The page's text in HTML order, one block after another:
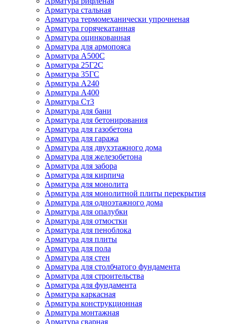
Арматура стальная
Арматура термомеханически упрочненая
Арматура горячекатанная
Арматура оцинкованная
Арматура для армопояса
Арматура A500С
Арматура 25Г2С
Арматура 35ГС
Арматура А240
Арматура А400
Арматура Ст3
Арматура для бани
Арматура для бетонирования
Арматура для газобетона
Арматура для гаража
Арматура для двухэтажного дома
Арматура для железобетона
Арматура для забора
Арматура для кирпича
Арматура для монолита
Арматура для монолитной плиты перекрытия
Арматура для одноэтажного дома
Арматура для опалубки
Арматура для отмостки
Арматура для пеноблока
Арматура для плиты
Арматура для пола
Арматура для стен
Арматура для столбчатого фундамента
Арматура для строительства
Арматура для фундамента
Арматура каркасная
Арматура конструкционная
Арматура монтажная
Арматура сварная